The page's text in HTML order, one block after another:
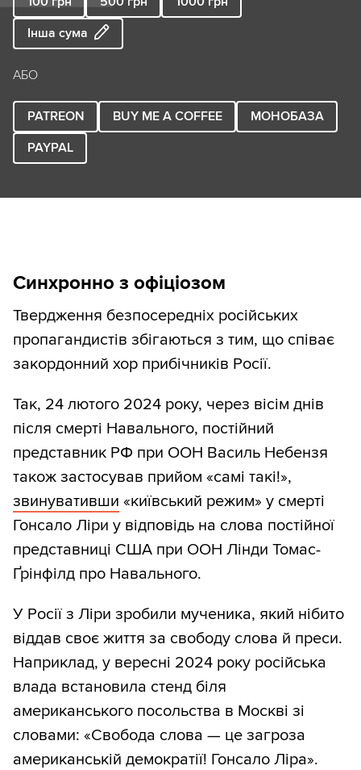
Інша сума
АБО
PATREON BUY ME A COFFEE
МОНОБАЗА
PAYPAL
Синхронно з офіціозом
Твердження безпосередніх російських
пропагандистів збігаються з тим, що співає
закордонний хор прибічників Росії.
Так, 24 лютого 2024 року, через вісім днів
після смерті Навального, постійний
представник РФ при ООН Василь Небензя
також застосував прийом «самі такі!»,
звинувативши «київський режим» у смерті
Гонсало Ліри у відповідь на слова постійної
представниці США при ООН Лінди Томас-
Ґрінфілд про Навального.
У Росії з Ліри зробили мученика, який нібито
віддав своє життя за свободу слова й преси.
Наприклад, у вересні 2024 року російська
влада встановила стенд біля
американського посольства в Москві зі
словами: «Свобода слова — це загроза
американській демократії! Гонсало Ліра».